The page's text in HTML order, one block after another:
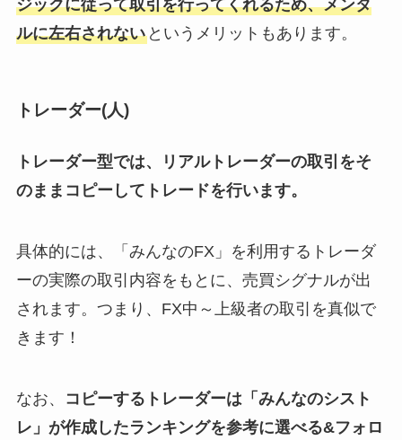
ジックに従って取引を行ってくれるため、メンタ
ルに左右されないというメリットもあります。
トレーダー(人)
トレーダー型では、リアルトレーダーの取引をそ
のままコピーしてトレードを行います。
具体的には、「みんなのFX」を利用するトレーダ
ーの実際の取引内容をもとに、売買シグナルが出
されます。つまり、FX中～上級者の取引を真似で
きます！
なお、
コピーするトレーダーは「みんなのシスト
レ」が作成したランキングを参考に選べる&フォロ